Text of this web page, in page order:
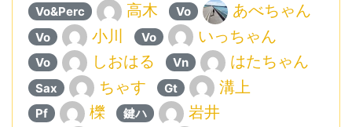
Vo&Perc 高木 Vo あべちゃん
Vo 小川 Vo いっちゃん
Vo しおはる Vn はたちゃん
Sax ちゃす Gt 溝上
Pf 櫟 鍵ハ 岩井